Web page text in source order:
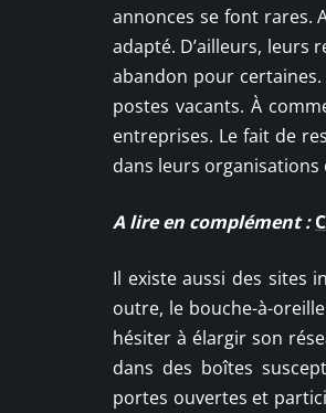
annonces se font rares.
adapté. D’ailleurs, leurs
abandon pour
postes vacants. À
entreprises. Le fait de
dans leurs organisations
A lire en complément :
Il existe aussi des sites
outre, le bouche-à-
hésiter à élargir son
dans des boîtes
portes ouvertes et